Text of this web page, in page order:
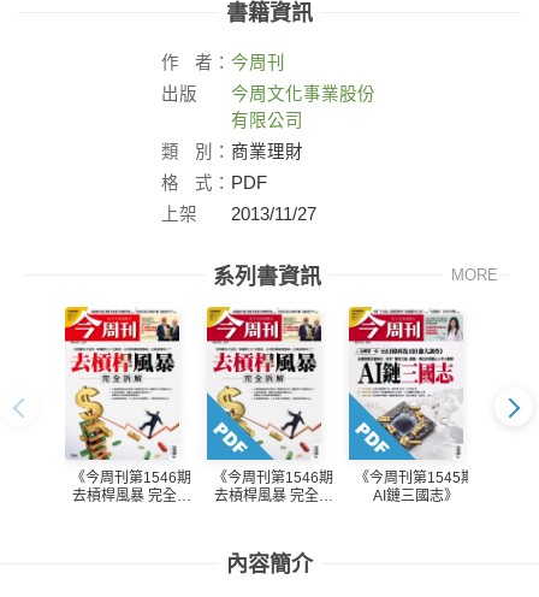
書籍資訊
作 者： 今周刊
出版
今周文化事業股份
有限公司
類
別： 商業理財
格
式： PDF
上架
2013/11/27
系列書資訊 MORE
《今周刊第1546期
去槓桿風暴 完全拆
《今周刊第1546期
去槓桿風暴 完全拆
《今周刊第1545期
AI鏈三國志》
內容簡介